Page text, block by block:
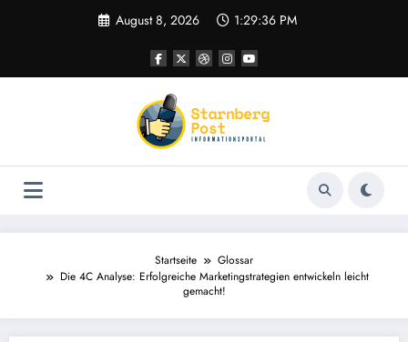
August 8, 2026 1:29:37 PM
Startseite
Glossar
Die 4C Analyse: Erfolgreiche Marketingstrategien entwickeln leicht
gemacht!